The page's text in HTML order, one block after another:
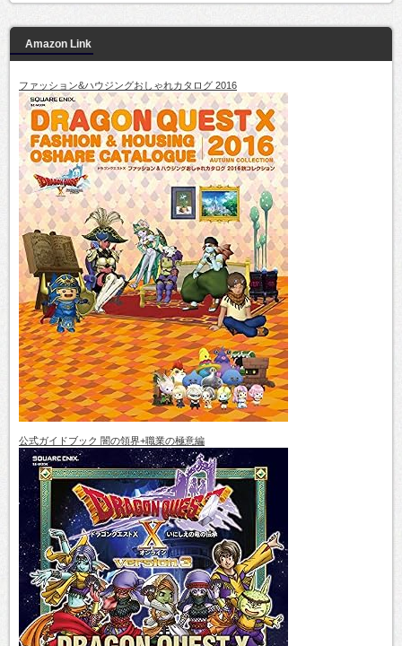
Amazon Link
ファッション&ハウジングおしゃれカタログ 2016
公式ガイドブック 闇の領界+職業の極意編